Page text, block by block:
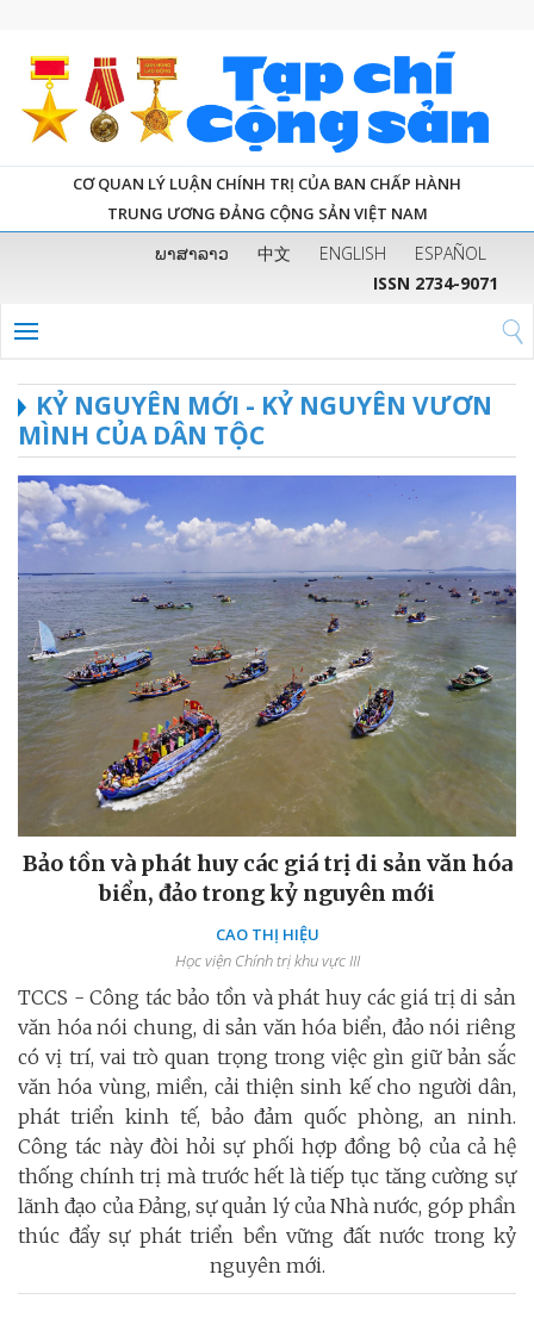
CƠ QUAN LÝ LUẬN CHÍNH TRỊ CỦA BAN CHẤP HÀNH
TRUNG ƯƠNG ĐẢNG CỘNG SẢN VIỆT NAM
ພາສາລາວ 中文 ENGLISH
ESPAÑOL
ISSN 2734-9071
KỶ NGUYÊN MỚI - KỶ NGUYÊN VƯƠN
MÌNH CỦA DÂN TỘC
Bảo tồn và phát huy các giá trị di sản văn hóa
biển, đảo trong kỷ nguyên mới
CAO THỊ HIỆU
Học viện Chính trị khu vực III
TCCS - Công tác bảo tồn và phát huy các giá trị di sản
văn hóa nói chung, di sản văn hóa biển, đảo nói riêng
có vị trí, vai trò quan trọng trong việc gìn giữ bản sắc
văn hóa vùng, miền, cải thiện sinh kế cho người dân,
phát triển kinh tế, bảo đảm quốc phòng, an ninh.
Công tác này đòi hỏi sự phối hợp đồng bộ của cả hệ
thống chính trị mà trước hết là tiếp tục tăng cường sự
lãnh đạo của Đảng, sự quản lý của Nhà nước, góp phần
thúc đẩy sự phát triển bền vững đất nước trong kỷ
nguyên mới.